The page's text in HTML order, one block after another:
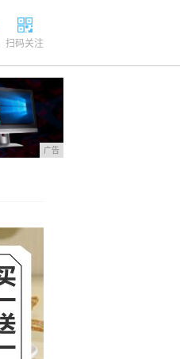
扫码关注
广告